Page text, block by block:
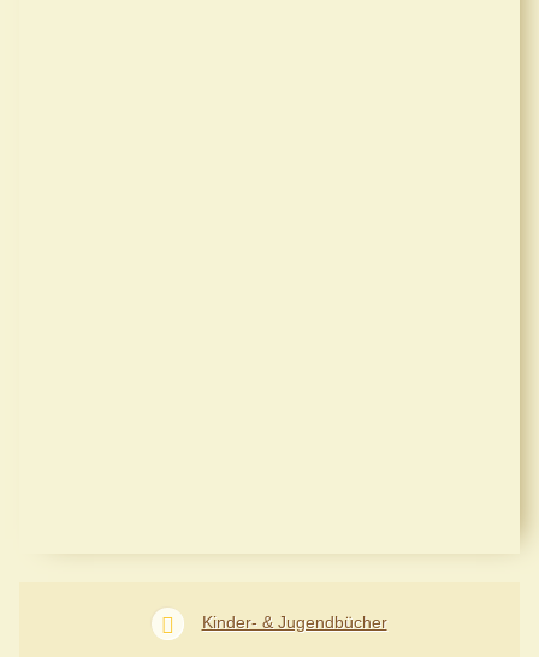
Kinder- & Jugendbücher